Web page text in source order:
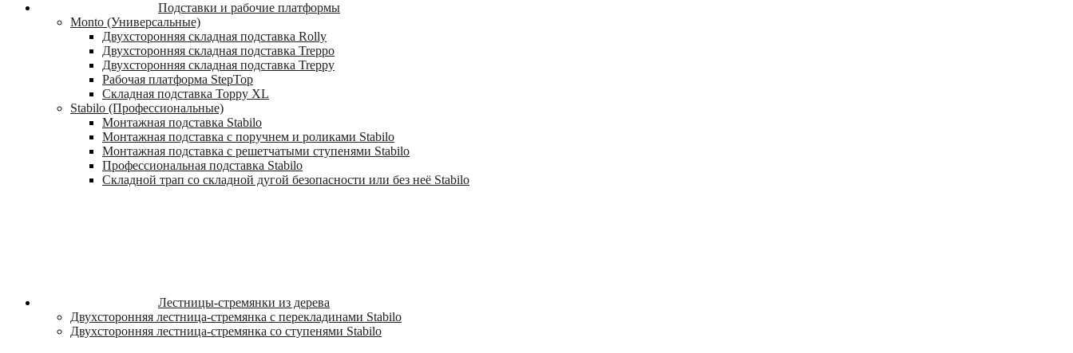
Подставки и рабочие платформы
Monto (Универсальные)
Двухсторонняя складная подставка Rolly
Двухсторонняя складная подставка Treppo
Двухсторонняя складная подставка Treppy
Рабочая платформа StepTop
Складная подставка Toppy XL
Stabilo (Профессиональные)
Монтажная подставка Stabilo
Монтажная подставка с поручнем и роликами Stabilo
Монтажная подставка с решетчатыми ступенями Stabilo
Профессиональная подставка Stabilo
Складной трап со складной дугой безопасности или без неё Stabilo
Лестницы-стремянки из дерева
Двухсторонняя лестница-стремянка с перекладинами Stabilo
Двухсторонняя лестница-стремянка со ступенями Stabilo